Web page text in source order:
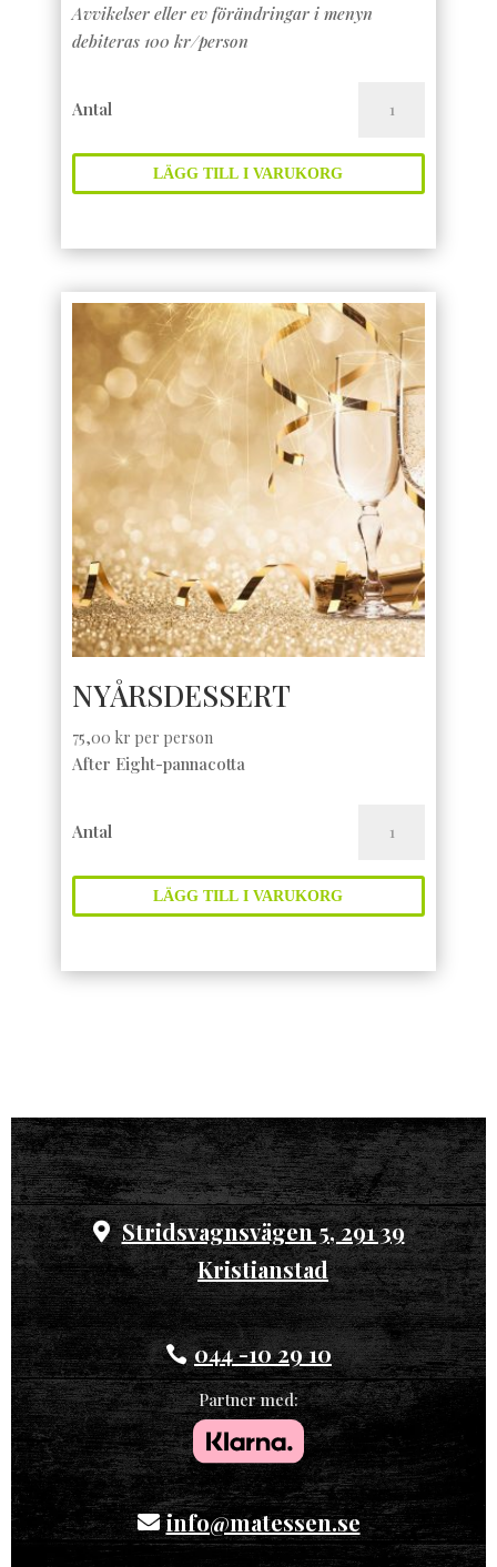
Avvikelser eller ev förändringar i menyn
debiteras 100 kr/person
Antal
mängd
LÄGG TILL I VARUKORG
NYÅRSDESSERT
75,00 kr per person
After Eight-pannacotta
Antal
mängd
LÄGG TILL I VARUKORG
Stridsvagnsvägen 5, 291 39
Kristianstad
044 -10 29 10
Partner med:
info@matessen.se